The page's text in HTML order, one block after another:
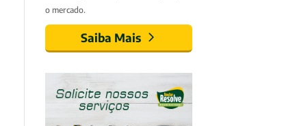
o mercado.
Saiba Mais